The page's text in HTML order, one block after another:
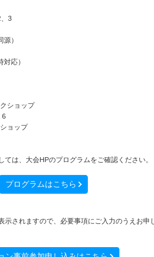
3
）
応）
ショップ
6
ョップ
ては、大会HPのプログラムをご確認ください。
プログラムはこちら
示されますので、必要事項にご入力のうえお申